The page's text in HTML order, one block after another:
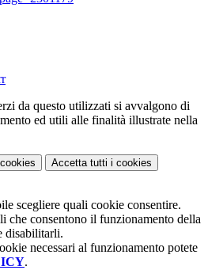
da questo utilizzati si avvalgono di
ed utili alle finalità illustrate nella
Accetta tutti i cookies
scegliere quali cookie consentire.
che consentono il funzionamento della
disabilitarli.
necessari al funzionamento potete
.